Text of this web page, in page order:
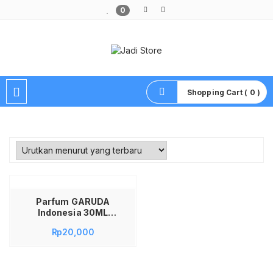
0
Shopping Cart ( 0 )
Parfum GARUDA
Indonesia 30ML
TOILETTE 30 ML
Rp20,000